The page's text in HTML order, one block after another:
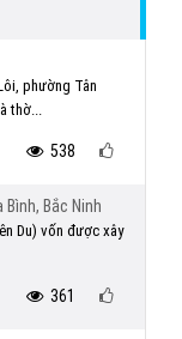
phường Tân
thờ...
538
Bình, Bắc Ninh
Du) vốn được xây
361